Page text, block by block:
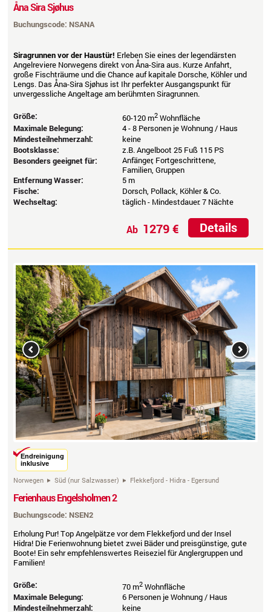
Åna Sira Sjøhus
Buchungscode: NSANA
Siragrunnen vor der Haustür! Erleben Sie eines der legendärsten
Angelreviere Norwegens direkt von Åna-Sira aus. Kurze Anfahrt,
große Fischträume und die Chance auf kapitale Dorsche, Köhler und
Lengs. Das Åna-Sira Sjøhus ist Ihr perfekter Ausgangspunkt für
unvergessliche Angeltage am berühmten Siragrunnen.
Größe: 60-120 m2Wohnfläche
Maximale Belegung:
4 - 8 Personen je Wohnung / Haus
Mindesteilnehmerzahl:
keine
Bootsklasse:
z.B. Angelboot 25 Fuß 115 PS
Besonders geeignet für:
Anfänger, Fortgeschrittene,
Familien, Gruppen
Entfernung Wasser:
5 m
Fische:
Dorsch, Pollack, Köhler & Co.
Wechseltag:
täglich - Mindestdauer: 7 Nächte
Details
Ab 1279 €
Previous Next
Endreinigung
inklusive
Norwegen Süd (nur Salzwasser) Flekkefjord - Hidra - Egersund
Ferienhaus Engelsholmen 2
Buchungscode: NSEN2
Erholung Pur! Top Angelpätze vor dem Flekkefjord und der Insel
Hidra! Die Ferienwohnung bietet zwei Bäder und preisgünstige, gute
Boote! Ein sehr empfehlenswertes Reiseziel für Anglergruppen und
Familien!
Größe: 70 m2Wohnfläche
Maximale Belegung:
6 Personen je Wohnung / Haus
Mindesteilnehmerzahl:
keine